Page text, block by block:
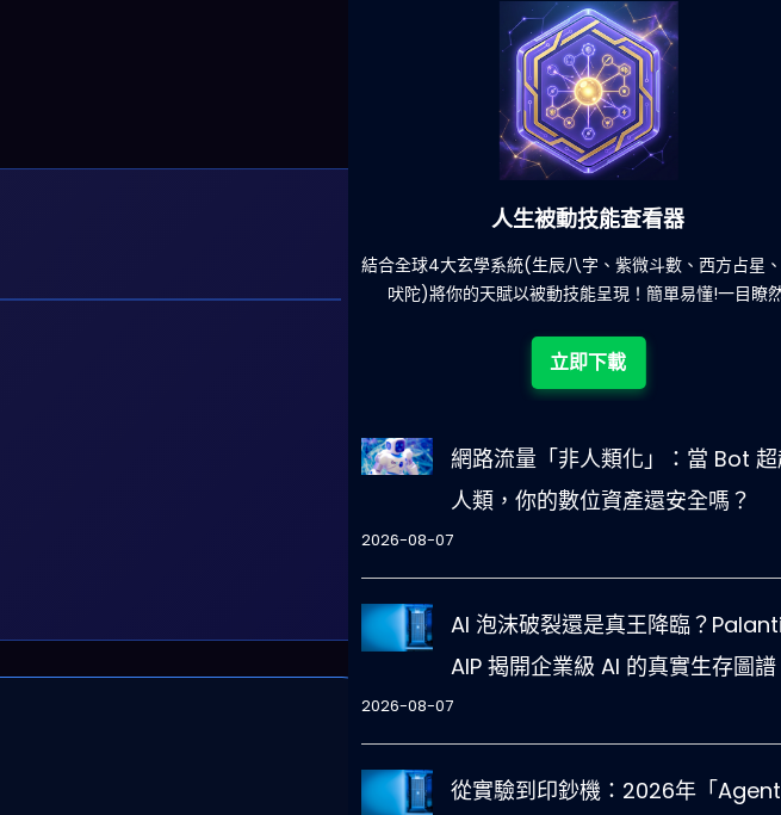
惱
人生被動技能查看器
結合全球4大玄學系統(生辰八字、紫微斗數、西方占星、印度
吠陀)將你的天賦以被動技能呈現！簡單易懂!一目瞭然!
立即下載
網路流量「非人類化」：當 Bot
人類，你的數位資產還安全嗎？
2026-08-07
AI 泡沫破裂還是真王降臨？
AIP 揭開企業級 AI 的真實生存圖譜
2026-08-07
從實驗到印鈔機：2026年「